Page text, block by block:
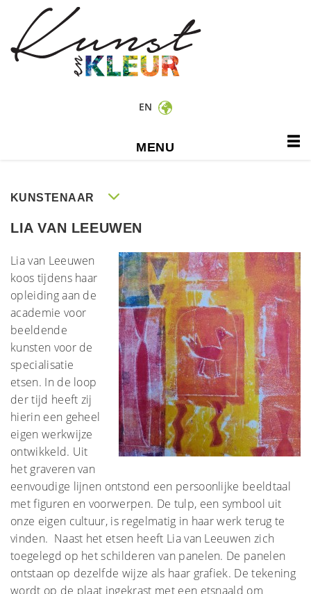
EN
MENU
KUNSTENAAR
LIA VAN LEEUWEN
Lia van Leeuwen
koos tijdens haar
opleiding aan de
academie voor
beeldende
kunsten voor de
specialisatie
etsen. In de loop
der tijd heeft zij
hierin een geheel
eigen werkwijze
ontwikkeld. Uit
het graveren van
eenvoudige lijnen ontstond een persoonlijke beeldtaal
met figuren en voorwerpen. De tulp, een symbool uit
onze eigen cultuur, is regelmatig in haar werk terug te
vinden. Naast het etsen heeft Lia van Leeuwen zich
toegelegd op het schilderen van panelen. De panelen
ontstaan op dezelfde wijze als haar grafiek. De tekening
wordt op de plaat ingekrast met een etsnaald om